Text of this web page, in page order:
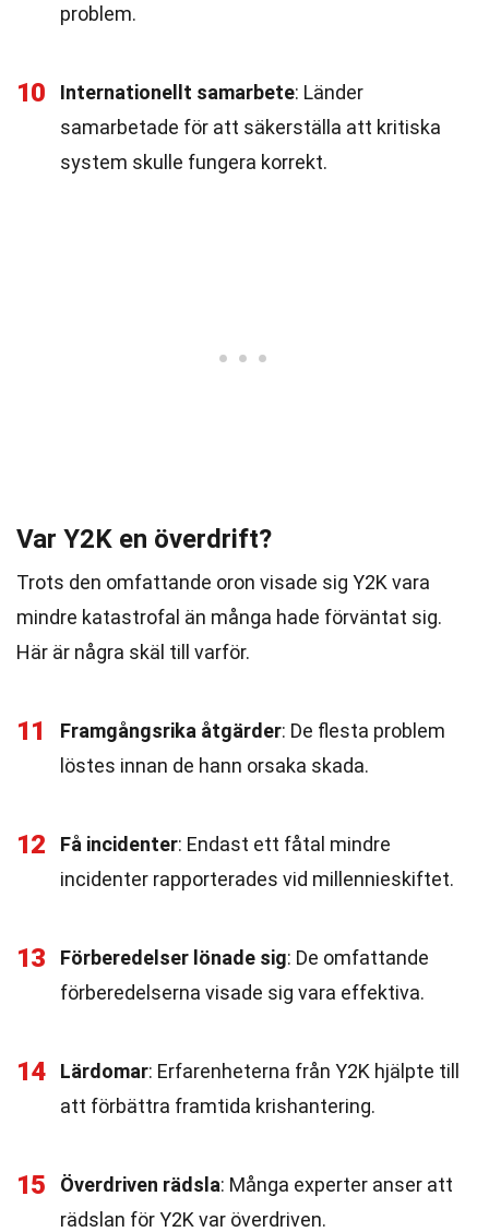
problem.
10 Internationellt samarbete: Länder
samarbetade för att säkerställa att kritiska
system skulle fungera korrekt.
Var Y2K en överdrift?
Trots den omfattande oron visade sig Y2K vara
mindre katastrofal än många hade förväntat sig.
Här är några skäl till varför.
11 Framgångsrika åtgärder: De flesta problem
löstes innan de hann orsaka skada.
12 Få incidenter: Endast ett fåtal mindre
incidenter rapporterades vid millennieskiftet.
13 Förberedelser lönade sig: De omfattande
förberedelserna visade sig vara effektiva.
14 Lärdomar: Erfarenheterna från Y2K hjälpte till
att förbättra framtida krishantering.
15 Överdriven rädsla: Många experter anser att
rädslan för Y2K var överdriven.